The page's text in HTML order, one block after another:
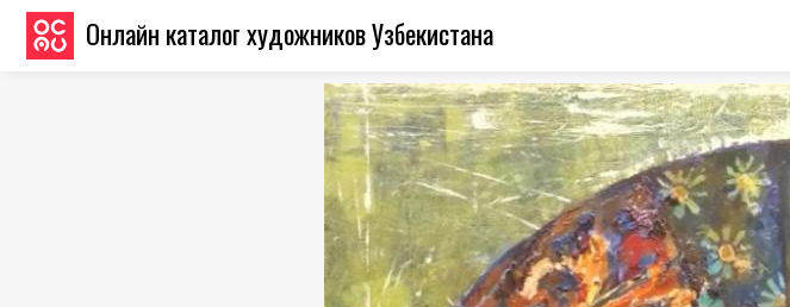
Онлайн каталог художников Узбекистана